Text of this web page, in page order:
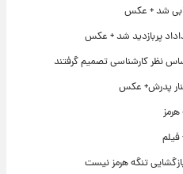
شد + عکس
نظر کارشناسی تصمیم گرفتند
پدرش+ عکس
تنگه هرمز نیست